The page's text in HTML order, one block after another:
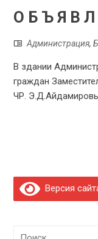
О Б Ъ Я В
Администрация,
В здании
граждан
ЧР.
Версия
Найти: